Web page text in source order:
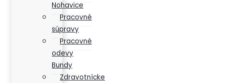
Nohavice
Pracovné
súpravy
Pracovné
odevy
Bundy
Zdravotnícke